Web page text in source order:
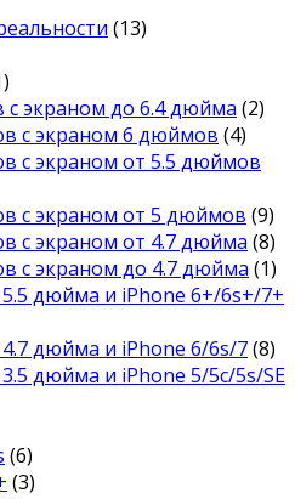
(13)
с экраном до 6.4 дюйма (2)
с экраном 6 дюймов (4)
с экраном от 5.5 дюймов
с экраном от 5 дюймов (9)
с экраном от 4.7 дюйма (8)
с экраном до 4.7 дюйма (1)
дюйма и iPhone 6+/6s+/7+
дюйма и iPhone 6/6s/7(8)
дюйма и iPhone 5/5c/5s/SE
(6)
(3)